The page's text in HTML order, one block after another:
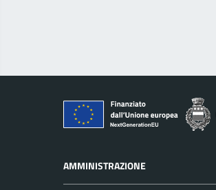
AMMINISTRAZIONE